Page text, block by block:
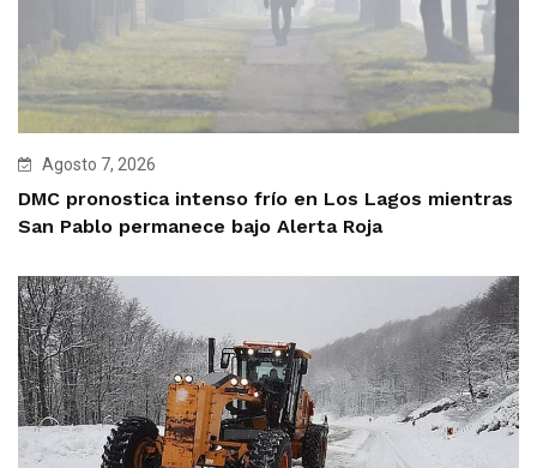
Agosto 7, 2026
DMC pronostica intenso frío en Los Lagos mientras
San Pablo permanece bajo Alerta Roja